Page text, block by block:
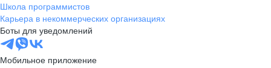
Школа программистов
Карьера в некоммерческих организациях
Боты для уведомлений
Мобильное приложение